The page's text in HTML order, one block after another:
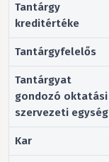
Tantárgy
kreditértéke
Tantárgyfelelős
Tantárgyat
gondozó oktatási
szervezeti egység
Kar